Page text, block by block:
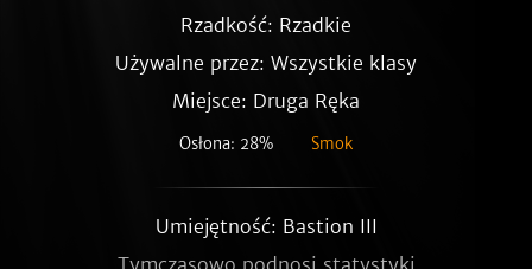
Rzadkość: Rzadkie
Używalne przez: Wszystkie klasy
Miejsce: Druga Ręka
Osłona: 28% Smok
Umiejętność: Bastion III
Tymczasowo podnosi statystyki